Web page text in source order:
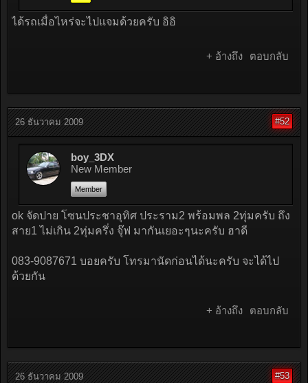
ได้รถเมื่อไหร่จะไปแจมด้วยครับ อิอิ
+ อ้างถึง ตอบกลับ
26 ธันวาคม 2009 #52
boy_3DX
New Member
Member
ok จัดปาย โซนประชาอุทิศ ประราม2 พร้อมพล 2ทุ่มครับ ถึง
สาย1 ไม่เกิน 2ทุ่มครึ่ง จุ๊ฟ มากันเยอะๆนะครับ ฮาดี
083-9087671 บอยครับ โทรมานัดก่อนได้นะครับ จะได้ไป
ด้วยกัน
+ อ้างถึง ตอบกลับ
26 ธันวาคม 2009 #53